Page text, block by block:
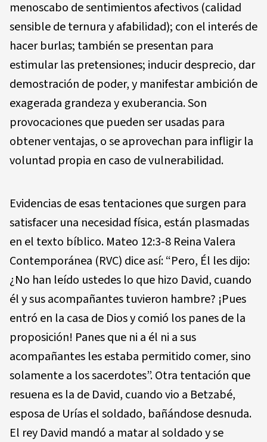
menoscabo de sentimientos afectivos (calidad
sensible de ternura y afabilidad); con el interés de
hacer burlas; también se presentan para
estimular las pretensiones; inducir desprecio, dar
demostración de poder, y manifestar ambición de
exagerada grandeza y exuberancia. Son
provocaciones que pueden ser usadas para
obtener ventajas, o se aprovechan para infligir la
voluntad propia en caso de vulnerabilidad.
Evidencias de esas tentaciones que surgen para
satisfacer una necesidad física, están plasmadas
en el texto bíblico. Mateo 12:3-8 Reina Valera
Contemporánea (RVC) dice así: “Pero, Él les dijo:
¿No han leído ustedes lo que hizo David, cuando
él y sus acompañantes tuvieron hambre? ¡Pues
entró en la casa de Dios y comió los panes de la
proposición! Panes que ni a él ni a sus
acompañantes les estaba permitido comer, sino
solamente a los sacerdotes”. Otra tentación que
resuena es la de David, cuando vio a Betzabé,
esposa de Urías el soldado, bañándose desnuda.
El rey David mandó a matar al soldado y se